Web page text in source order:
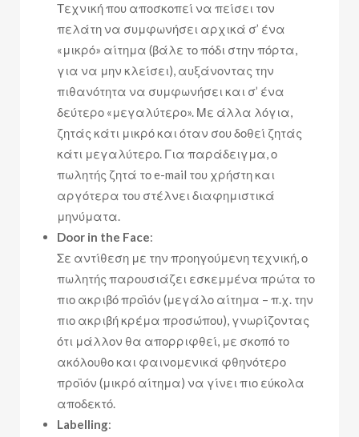
Τεχνική που αποσκοπεί να πείσει τον
πελάτη να συμφωνήσει αρχικά σ’ ένα
«μικρό» αίτημα (βάλε το πόδι στην πόρτα,
για να μην κλείσει), αυξάνοντας την
πιθανότητα να συμφωνήσει και σ’ ένα
δεύτερο «μεγαλύτερο». Με άλλα λόγια,
ζητάς κάτι μικρό και όταν σου δοθεί ζητάς
κάτι μεγαλύτερο. Για παράδειγμα, ο
πωλητής ζητά το e-mail του χρήστη και
αργότερα του στέλνει διαφημιστικά
μηνύματα.
Door in the Face:
Σε αντίθεση με την προηγούμενη τεχνική, ο
πωλητής παρουσιάζει εσκεμμένα πρώτα το
πιο ακριβό προϊόν (μεγάλο αίτημα – π.χ. την
πιο ακριβή κρέμα προσώπου), γνωρίζοντας
ότι μάλλον θα απορριφθεί, με σκοπό το
ακόλουθο και φαινομενικά φθηνότερο
προϊόν (μικρό αίτημα) να γίνει πιο εύκολα
αποδεκτό.
Labelling: